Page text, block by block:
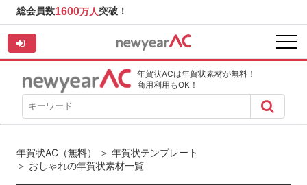
総会員数1600万人突破！
年賀状ACは年賀状素材が無料！
商用利用もOK！
年賀状AC（無料） ＞ 年賀状テンプレート
＞ おしゃれの年賀状素材一覧